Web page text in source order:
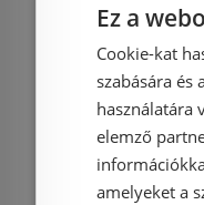
39
Ez a
Cookie-kat
szabására és
használatára
elemző
amelyeket a